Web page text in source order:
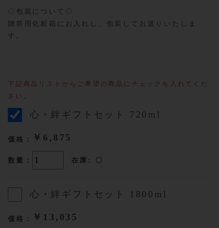
◇包装について◇
贈答用化粧箱にお入れし、包装してお送りいたしま
す。
下記商品リストからご希望の商品にチェックを入れてくだ
さい。
心・絆ギフトセット 720ml
価格： ￥6,875
数量： 在庫: 〇
心・絆ギフトセット 1800ml
価格： ￥13,035